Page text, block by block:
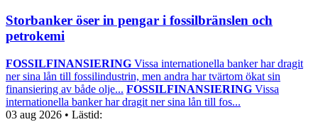
Storbanker öser in pengar i fossilbränslen och
petrokemi
FOSSILFINANSIERING Vissa internationella banker har dragit
ner sina lån till fossilindustrin, men andra har tvärtom ökat sin
finansiering av både olje... FOSSILFINANSIERING Vissa
internationella banker har dragit ner sina lån till fos...
03 aug 2026 • Lästid: